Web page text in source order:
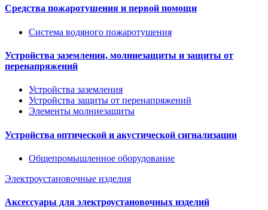
Средства пожаротушения и первой помощи
Система водяного пожаротушения
Устройства заземления, молниезащиты и защиты от
перенапряжений
Устройства заземления
Устройства защиты от перенапряжений
Элементы молниезащиты
Устройства оптической и акустической сигнализации
Общепромышленное оборудование
Электроустановочные изделия
Аксессуары для электроустановочных изделий